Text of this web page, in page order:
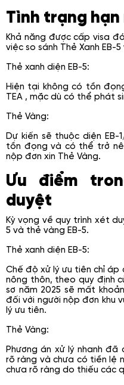
Tình trạng hạn
Khả năng được cấp visa
việc so sánh Thẻ Xanh EB-
Thẻ xanh diện EB-5:
Hiện tại không có tồn
TEA , mặc dù có thể phát
Thẻ Vàng:
Dự kiến ​​sẽ thuộc diện
tồn đọng và có thể trở
nộp đơn xin Thẻ Vàng.
Ưu điểm
duyệt
Kỳ vọng về quy trình xét
5 và thẻ vàng EB-5.
Thẻ xanh diện EB-5:
Chế độ xử lý ưu tiên chỉ áp
nông thôn, theo quy định
sơ năm 2025 sẽ mất
đối với người nộp đơn khu
lý ưu tiên.
Thẻ Vàng:
Phương án xử lý nhanh
rõ ràng và chưa có tiền lệ
chưa rõ ràng do thiếu các